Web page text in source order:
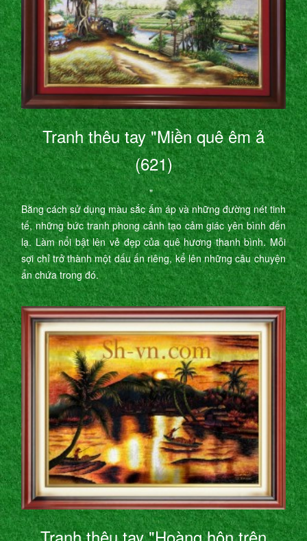
Tranh thêu tay "Miền quê êm ả
(621)
"
Bằng cách sử dụng màu sắc ấm áp và những đường nét tinh
tế, những bức tranh phong cảnh tạo cảm giác yên bình đến
lạ. Làm nổi bật lên vẻ đẹp của quê hương thanh bình. Mỗi
sợi chỉ trở thành một dấu ấn riêng, kể lên những câu chuyện
ẩn chứa trong đó.